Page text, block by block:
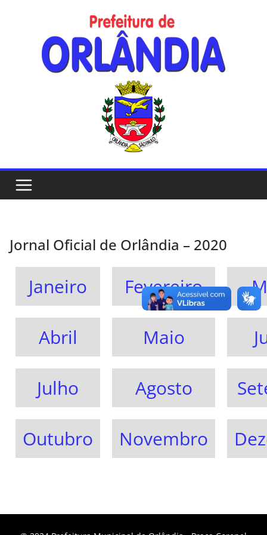
Jornal Oficial de Orlândia – 2020
Janeiro Fevereiro
Abril Maio
Julho Agosto
Outubro Novembro